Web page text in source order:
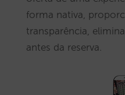
forma nativa,
transparência,
antes da reserva.